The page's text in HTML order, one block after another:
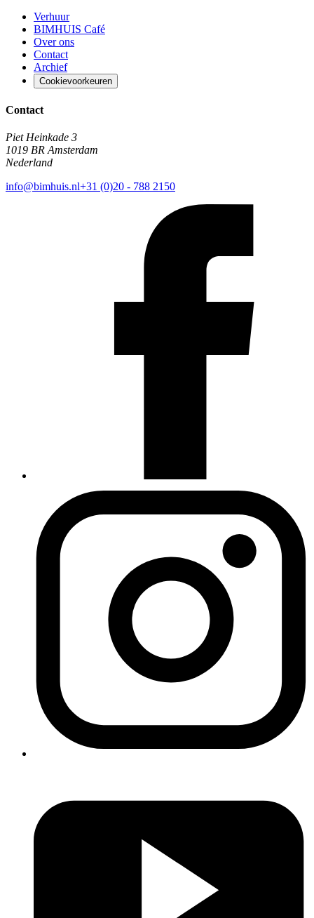
Verhuur
BIMHUIS Café
Over ons
Contact
Archief
Cookievoorkeuren
Contact
Piet Heinkade 3
1019 BR Amsterdam
Nederland
info@bimhuis.nl+31 (0)20 - 788 2150